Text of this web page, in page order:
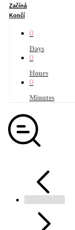
Začíná
Končí
0
Days
0
Hours
0
Minutes